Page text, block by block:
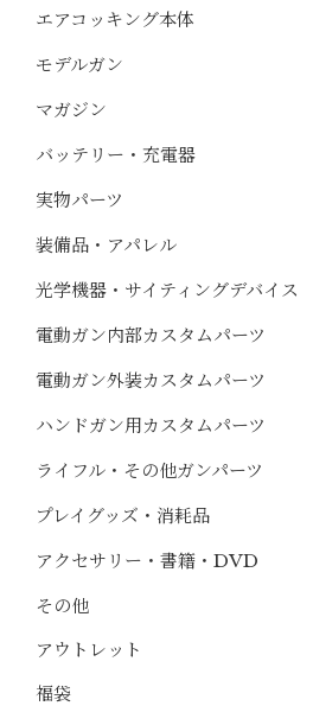
エアコッキング本体
モデルガン
マガジン
バッテリー・充電器
実物パーツ
装備品・アパレル
光学機器・サイティングデバイス
電動ガン内部カスタムパーツ
電動ガン外装カスタムパーツ
ハンドガン用カスタムパーツ
ライフル・その他ガンパーツ
プレイグッズ・消耗品
アクセサリー・書籍・DVD
その他
アウトレット
福袋